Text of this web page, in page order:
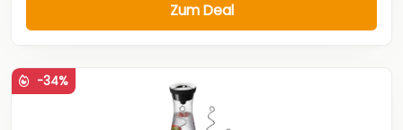
Zum Deal
-34%